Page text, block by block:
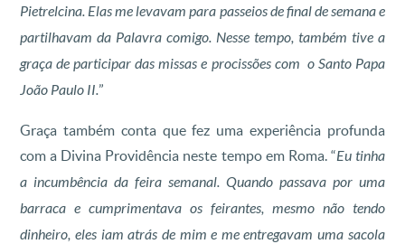
Pietrelcina. Elas me levavam para passeios de final de semana e
partilhavam da Palavra comigo. Nesse tempo, também tive a
graça de participar das missas e procissões com o Santo Papa
João Paulo II.”
Graça também conta que fez uma experiência profunda
com a Divina Providência neste tempo em Roma. “Eu tinha
a incumbência da feira semanal. Quando passava por uma
barraca e cumprimentava os feirantes, mesmo não tendo
dinheiro, eles iam atrás de mim e me entregavam uma sacola